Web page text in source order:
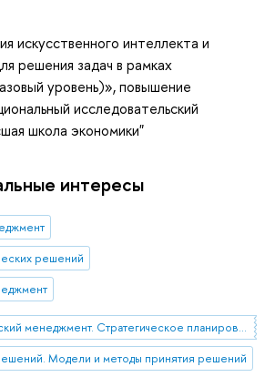
искусственного интеллекта и
решения задач в рамках
уровень)», повышение
исследовательский
школа экономики"
интересы
решений
82.33.00 Стратегический менеджмент. Стратегическое планирование
Модели и методы принятия решений